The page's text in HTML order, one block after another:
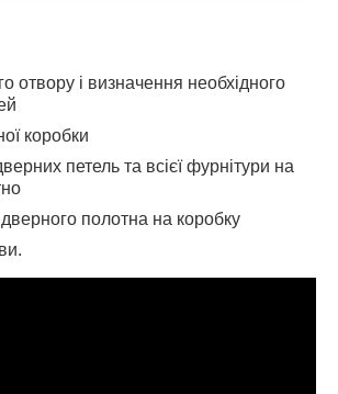
отвору і визначення необхідного
коробки
петель та всієї фурнітури на
полотна на коробку